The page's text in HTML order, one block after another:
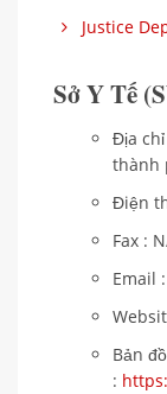
Justice
Sở Y Tế
Địa
thành
Điện
Fax :
Email
Bản
: